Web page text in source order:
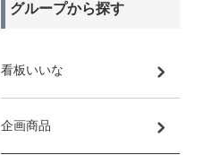
グループから探す
看板いいな
企画商品